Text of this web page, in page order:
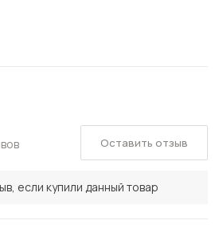
если купили данный товар
Оставить отзыв